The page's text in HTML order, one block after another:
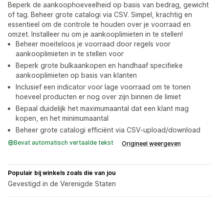
Beperk de aankoophoeveelheid op basis van bedrag, gewicht
of tag. Beheer grote catalogi via CSV. Simpel, krachtig en
essentieel om de controle te houden over je voorraad en
omzet. Installeer nu om je aankooplimieten in te stellen!
Beheer moeiteloos je voorraad door regels voor
aankooplimieten in te stellen voor
Beperk grote bulkaankopen en handhaaf specifieke
aankooplimieten op basis van klanten
Inclusief een indicator voor lage voorraad om te tonen
hoeveel producten er nog over zijn binnen de limiet
Bepaal duidelijk het maximumaantal dat een klant mag
kopen, en het minimumaantal
Beheer grote catalogi efficiënt via CSV-upload/download
Bevat automatisch vertaalde tekst Origineel weergeven
Populair bij winkels zoals die van jou
Gevestigd in de Verenigde Staten